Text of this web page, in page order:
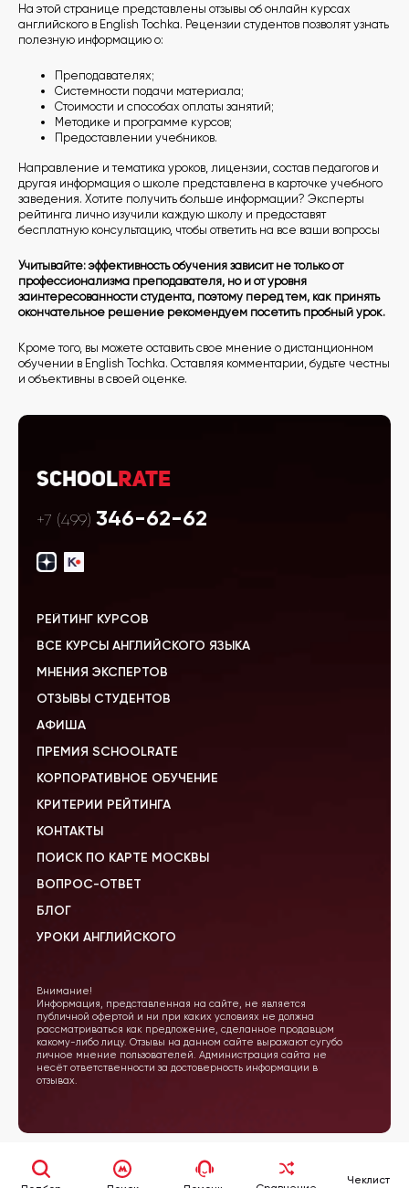
На этой странице представлены отзывы об онлайн курсах
английского в English Tochka. Рецензии студентов позволят узнать
полезную информацию о:
Преподавателях;
Системности подачи материала;
Стоимости и способах оплаты занятий;
Методике и программе курсов;
Предоставлении учебников.
Направление и тематика уроков, лицензии, состав педагогов и
другая информация о школе представлена в карточке учебного
заведения. Хотите получить больше информации? Эксперты
рейтинга лично изучили каждую школу и предоставят
бесплатную консультацию, чтобы ответить на все ваши вопросы
Учитывайте: эффективность обучения зависит не только от
профессионализма преподавателя, но и от уровня
заинтересованности студента, поэтому перед тем, как принять
окончательное решение рекомендуем посетить пробный урок.
Кроме того, вы можете оставить свое мнение о дистанционном
обучении в English Tochka. Оставляя комментарии, будьте честны
и объективны в своей оценке.
SchoolRate
+7 (499) 346-62-62
РЕЙТИНГ КУРСОВ
ВСЕ КУРСЫ АНГЛИЙСКОГО ЯЗЫКА
МНЕНИЯ ЭКСПЕРТОВ
ОТЗЫВЫ СТУДЕНТОВ
АФИША
ПРЕМИЯ SCHOOLRATE
КОРПОРАТИВНОЕ ОБУЧЕНИЕ
КРИТЕРИИ РЕЙТИНГА
КОНТАКТЫ
ПОИСК ПО КАРТЕ МОСКВЫ
ВОПРОС-ОТВЕТ
БЛОГ
УРОКИ АНГЛИЙСКОГО
Внимание!
Информация, представленная на сайте, не является
публичной офертой и ни при каких условиях не должна
рассматриваться как предложение, сделанное продавцом
какому-либо лицу. Отзывы на данном сайте выражают сугубо
личное мнение пользователей. Администрация сайта не
несёт ответственности за достоверность информации в
отзывах.
Чеклист